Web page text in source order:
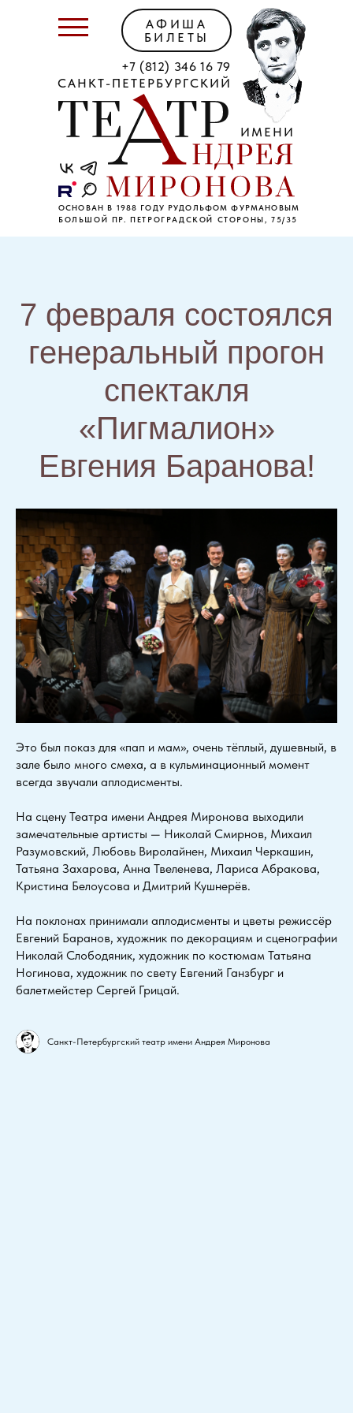
САНКТ-ПЕТЕРБУРГСКИЙ
ИМЕНИ
ОСНОВАН В 1988 ГОДУ РУДОЛЬФОМ ФУРМАНОВЫМ
+7 (812) 346 16 79
БОЛЬШОЙ ПР. ПЕТРОГРАДСКОЙ СТОРОНЫ, 75/35
АФИША
БИЛЕТЫ
7 февраля состоялся
генеральный прогон
спектакля
«Пигмалион»
Евгения Баранова!
Это был показ для «пап и мам», очень тёплый, душевный, в
зале было много смеха, а в кульминационный момент
всегда звучали аплодисменты.
На сцену Театра имени Андрея Миронова выходили
замечательные артисты — Николай Смирнов, Михаил
Разумовский, Любовь Виролайнен, Михаил Черкашин,
Татьяна Захарова, Анна Твеленева, Лариса Абракова,
Кристина Белоусова и Дмитрий Кушнерёв.
На поклонах принимали аплодисменты и цветы режиссёр
Евгений Баранов, художник по декорациям и сценографии
Николай Слободяник, художник по костюмам Татьяна
Ногинова, художник по свету Евгений Ганзбург и
балетмейстер Сергей Грицай.
Санкт-Петербургский театр имени Андрея Миронова